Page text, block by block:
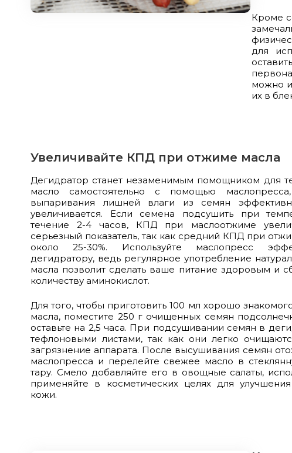
Кроме
для
можно
их в
Увеличивайте КПД при отжиме масла
Дегидратор станет незаменимым помощником для
масло самостоятельно с помощью
выпаривания лишней влаги из семян
увеличивается. Если семена подсушить при
течение 2-4 часов, КПД при маслоотжиме
серьезный показатель, так как средний КПД при
около 25-30%. Используйте маслопресс
дегидратору, ведь регулярное употребление
масла позволит сделать ваше питание здоровым и
количеству аминокислот.
Для того, чтобы приготовить 100 мл хорошо
масла, поместите 250 г очищенных семян
оставьте на 2,5 часа. При подсушивании семян в
тефлоновыми листами, так как они легко
загрязнение аппарата. После высушивания семян
маслопресса и перелейте свежее масло в
тару. Смело добавляйте его в овощные салаты,
применяйте в косметических целях для
кожи.